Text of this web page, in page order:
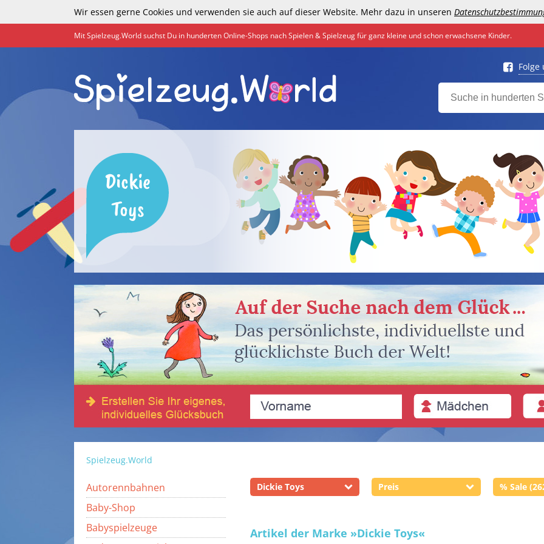
Wir essen gerne Cookies und verwenden sie auch auf dieser Website. Mehr dazu in unseren
Mit Spielzeug.World suchst Du in hunderten Online-Shops nach Spielen & Spielzeug für ganz kleine und schon erwachsene Kinder.
Folge
Dickie
Toys
Spielzeug.World
Autorennbahnen
Baby-Shop
Babyspielzeuge
Dickie Toys Preis % Sale
Artikel der Marke »Dickie Toys«